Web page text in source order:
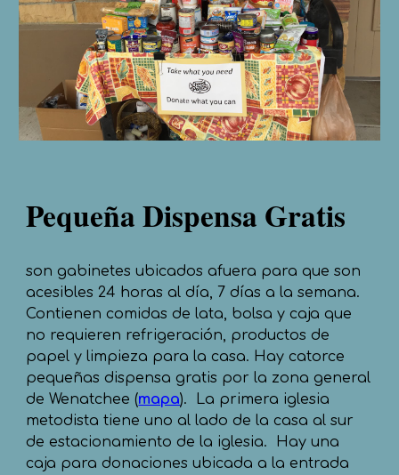
Pequeña Dispensa Gratis
son gabinetes ubicados afuera para que son
acesibles 24 horas al día, 7 días a la semana.
Contienen comidas de lata, bolsa y caja que
no requieren refrigeración, productos de
papel y limpieza para la casa. Hay catorce
pequeñas dispensa gratis por la zona general
de Wenatchee (mapa). La primera iglesia
metodista tiene uno al lado de la casa al sur
de estacionamiento de la iglesia. Hay una
caja para donaciones ubicada a la entrada